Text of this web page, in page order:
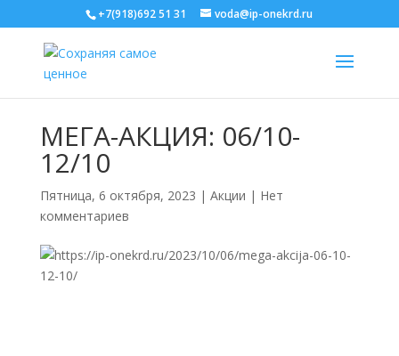
+7(918)692 51 31 voda@ip-onekrd.ru
МЕГА-АКЦИЯ: 06/10-
12/10
Пятница, 6 октября, 2023 | Акции | Нет
комментариев